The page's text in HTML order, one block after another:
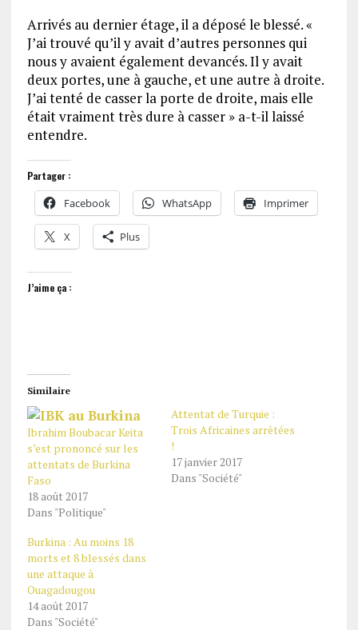
Arrivés au dernier étage, il a déposé le blessé. «
J’ai trouvé qu’il y avait d’autres personnes qui
nous y avaient également devancés. Il y avait
deux portes, une à gauche, et une autre à droite.
J’ai tenté de casser la porte de droite, mais elle
était vraiment très dure à casser » a-t-il laissé
entendre.
Partager :
Facebook WhatsApp Imprimer
X Plus
J’aime ça :
Similaire
Ibrahim Boubacar Keita
s’est prononcé sur les
attentats de Burkina
Faso
18 août 2017
Dans "Politique"
Attentat de Turquie :
Trois Africaines arrêtées
!
17 janvier 2017
Dans "Société"
Burkina : Au moins 18
morts et 8 blessés dans
une attaque à
Ouagadougou
14 août 2017
Dans "Société"